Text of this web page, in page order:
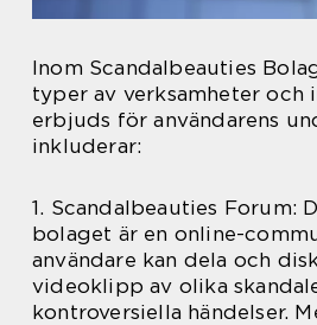
Inom Scandalbeauties
typer av verksamheter och
erbjuds för användarens
inkluderar:
1. Scandalbeauties Forum:
bolaget är en online-
användare kan dela och
videoklipp av olika
kontroversiella händelser.